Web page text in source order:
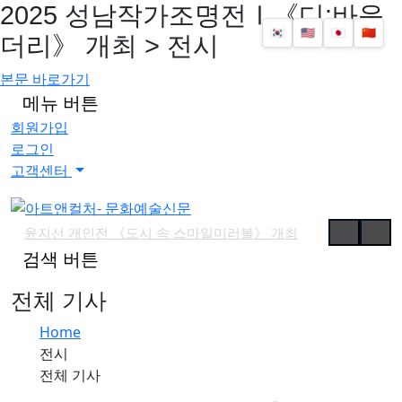
2025 성남작가조명전Ⅰ《디:바운
더리》 개최 > 전시
본문 바로가기
메뉴 버튼
회원가입
로그인
고객센터
윤지선 개인전 《도시 속 스마일미러볼》 개최
'가우디: 서울에서 다시 태어나다' 개막
유진실 개인전 《리듬의 풍경》 개최
최형인 개인전 《서로의 자리》 개최
'파인캐릭터 2026', DDP서 11월 개최
검색 버튼
🇰🇷 🇺🇸 🇯🇵 🇨🇳
전체 기사
Home
전시
전체 기사